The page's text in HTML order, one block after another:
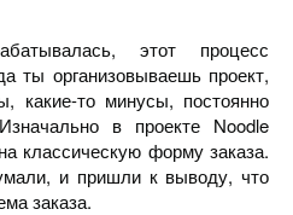
этот процесс
ты организовываешь проект,
какие-то минусы, постоянно
в проекте Noodle
классическую форму заказа.
и пришли к выводу, что
заказа.